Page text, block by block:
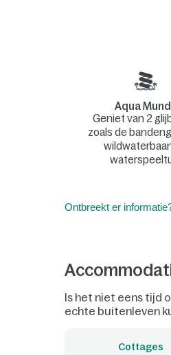
Aqua
Geniet van 2
zoals de
Ontbreekt er
Is het niet eens tijd
echte buitenleven
Cottages